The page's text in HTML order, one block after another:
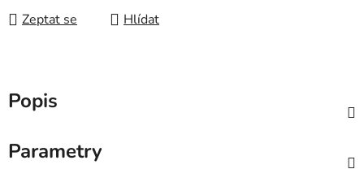
Zeptat se Hlídat
Popis
Parametry